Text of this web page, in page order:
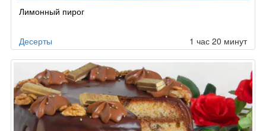
поЛимонный пирог
Десерты 1 час 20 минут